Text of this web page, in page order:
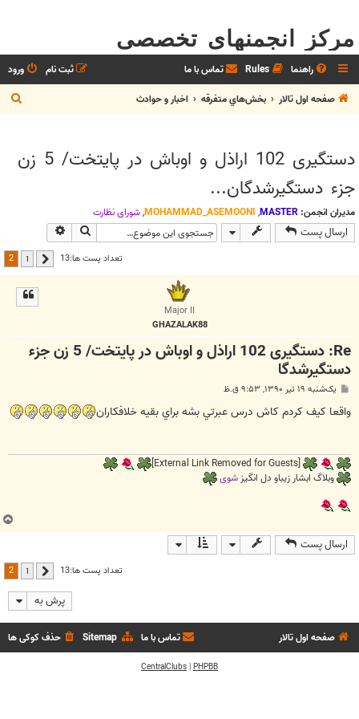
مرکز انجمنهای تخصصی
راهنما Rules تماس با ما ورود
ثبت نام
صفحه اول تالار
بخش‌‌هاي متفرقه اخبار و حوادث
س
دستگیری 102 اراذل و اوباش در پایتخت/ 5 زن
جزء دستگیرشدگان...
مدیران انجمن: MASTER
,
MOHAMMAD_ASEMOONI
,شوراي نظارت
ارسال پست جستجو
تعداد پست ها:13 قبلی 1
2
Major II
GHAZALAK88
Re: دستگیری 102 اراذل و اوباش در پایتخت/ 5 زن جزء
دستگیرشدگا
ت
یک‌شنبه ۱۹ تیر ۱۳۹۰, ۹:۵۳ ق.ظ
واقعا كيف كردم كاش درس عبرتي بشه براي بقيه خلافكاران
[External Link Removed for Guests]
وبلاگ ابشار زیباو دل انگیز شوی
ارسال پست
تعداد پست ها:13 قبلی 1
2
پرش به
صفحه اول تالار حذف کوکی ها Sitemap تماس با ما
PHPBB
|
CentralClubs